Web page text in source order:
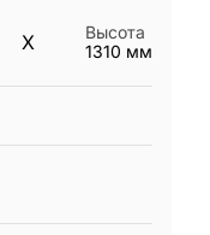
X
Высота
1310 мм